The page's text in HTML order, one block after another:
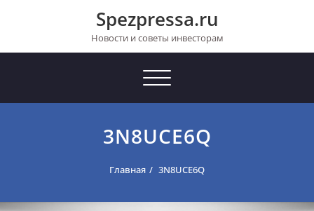
Spezpressa.ru
Новости и советы инвесторам
Toggle
3N8UCE6Q
Главная 3N8UCE6Q